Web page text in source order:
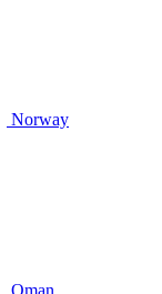
Norway
Oman